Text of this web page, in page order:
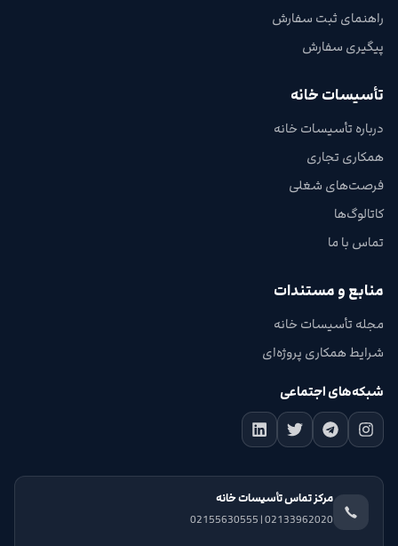
راهنمای ثبت سفارش
پیگیری سفارش
تأسیسات خانه
درباره تأسیسات خانه
همکاری تجاری
فرصت‌های شغلی
کاتالوگ‌ها
تماس با ما
منابع و مستندات
مجله تأسیسات خانه
شرایط همکاری پروژه‌ای
شبکه‌های اجتماعی
مرکز تماس تأسیسات خانه
02133962020 | 02155630555